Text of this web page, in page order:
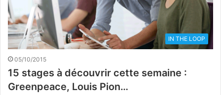
IN THE LOOP
05/10/2015
15 stages à découvrir cette semaine :
Greenpeace, Louis Pion…